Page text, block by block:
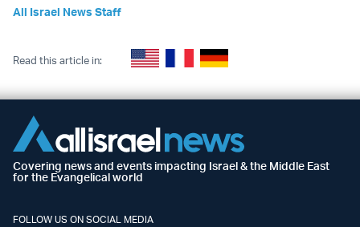
All Israel News Staff
Read this article in:
Covering news and events impacting Israel & the Middle East
for the Evangelical world
FOLLOW US ON SOCIAL MEDIA